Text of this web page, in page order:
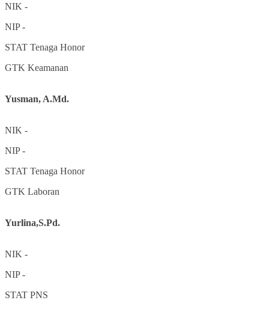
NIK -
NIP-
STAT Tenaga Honor
GTK Keamanan
Yusman, A.Md.
NIK -
NIP-
STAT Tenaga Honor
GTK Laboran
Yurlina,S.Pd.
NIK -
NIP-
STAT PNS